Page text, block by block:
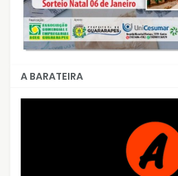
A BARATEIRA